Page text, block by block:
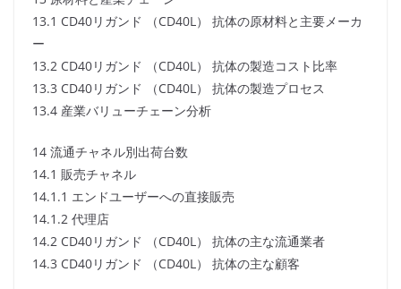
13.1 CD40リガンド （CD40L） 抗体の原材料と主要メーカ
ー
13.2 CD40リガンド （CD40L） 抗体の製造コスト比率
13.3 CD40リガンド （CD40L） 抗体の製造プロセス
13.4 産業バリューチェーン分析
14 流通チャネル別出荷台数
14.1 販売チャネル
14.1.1 エンドユーザーへの直接販売
14.1.2 代理店
14.2 CD40リガンド （CD40L） 抗体の主な流通業者
14.3 CD40リガンド （CD40L） 抗体の主な顧客